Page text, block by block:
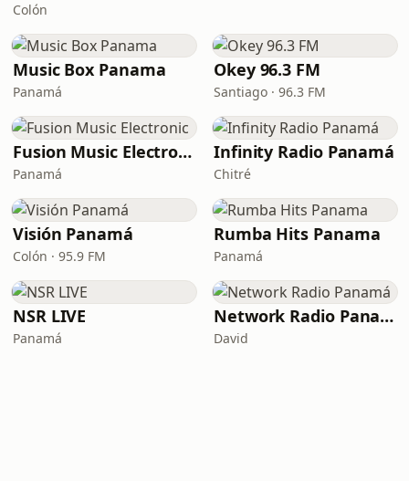
Colón
Music Box Panama
Panamá
Okey 96.3 FM
Santiago · 96.3 FM
Fusion Music Electronic
Panamá
Infinity Radio Panamá
Chitré
Visión Panamá
Colón · 95.9 FM
Rumba Hits Panama
Panamá
NSR LIVE
Panamá
Network Radio Panamá
David